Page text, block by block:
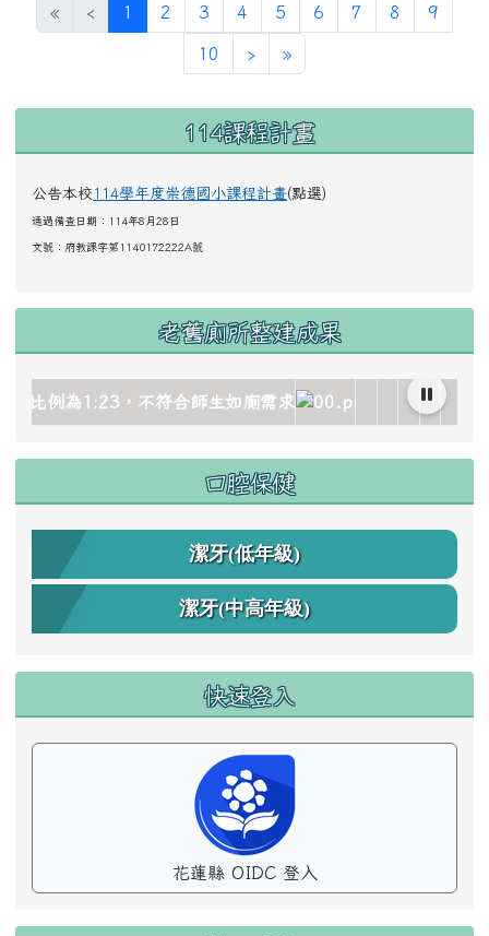
« ‹ 1 (目前頁次)
2 3 4 5 6 7 8 9
10 ›下一頁
»最後頁
114課程計畫
公告本校 114學年度崇德國小課程計畫(點選)
通過備查日期：114年8月28日
文號： 府教課字第1140172222A號
老舊廁所整建成果
gallery_511959_1_oez.jpg title= rel=fgallery511959
gallery_511959_2_dQJ.jpg title=
image/gallery_511959_3_4Oh.jpg title=
image/gallery_511959_4_sSR.jpg title=
image/gallery_511959_5_htO.jpg title=
uploads/tad_blocks/image/
link to https://www.cdps.hlc.edu.tw/uploads/
link to https://
link to
link to
link to
link
口腔保健
潔牙(低年級)
潔牙(中高年級)
快速登入
花蓮縣 OIDC 登入